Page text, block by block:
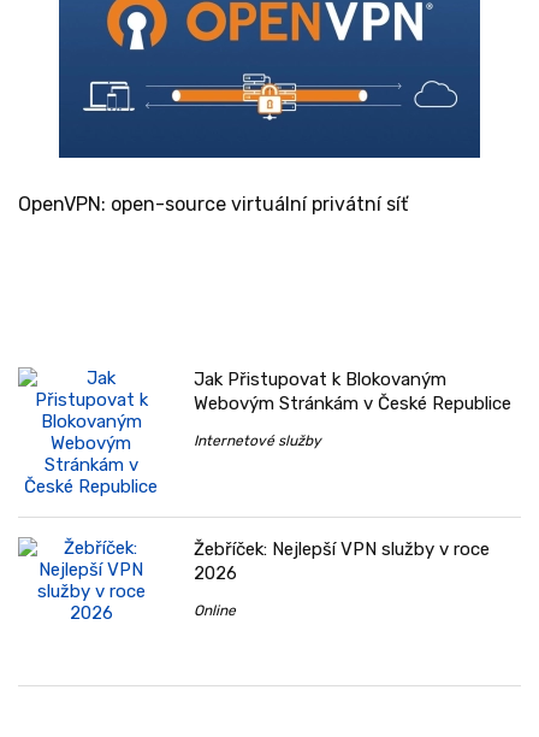
OpenVPN: open-source virtuální privátní síť
Jak Přistupovat k Blokovaným
Webovým Stránkám v České Republice
Internetové služby
Žebříček: Nejlepší VPN služby v roce
2026
Online